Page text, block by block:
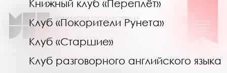
Книжный клуб «Переплёт»
Клуб «Покорители Рунета»
Клуб «Старшие»
Клуб разговорного английского языка